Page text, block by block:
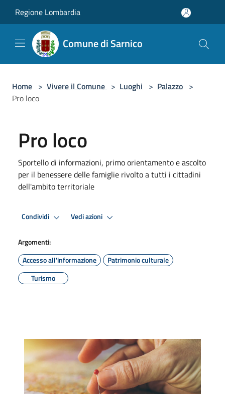
Regione Lombardia
Comune di Sarnico
Home > Vivere il Comune > Luoghi > Palazzo >
Pro loco
Pro loco
Sportello di informazioni, primo orientamento e ascolto
per il benessere delle famiglie rivolto a tutti i cittadini
dell'ambito territoriale
Condividi Vedi azioni
Argomenti:
Accesso all'informazione
Patrimonio culturale
Turismo